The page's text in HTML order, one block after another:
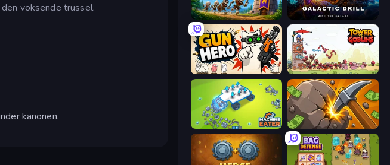
voksende trussel.
kanonen.
Mage Castle Idle Defense Galactic Drill
Gun Hero: Cat Survival Tower vs Goblins
Machine Eater Mine Clicker